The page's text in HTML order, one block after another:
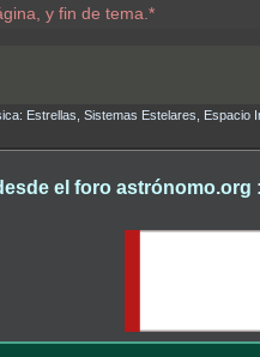
y fin de tema.*
Estrellas, Sistemas Estelares, Espacio
el foro astrónomo.org